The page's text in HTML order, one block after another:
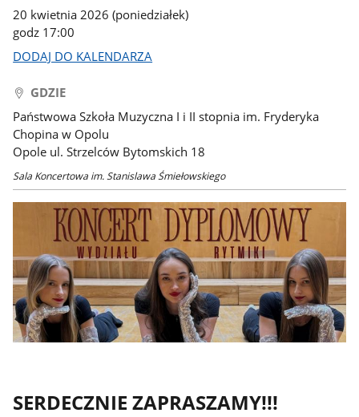
20 kwietnia 2026 (poniedziałek)
godz 17:00
DODAJ DO KALENDARZA
GDZIE
Państwowa Szkoła Muzyczna I i II stopnia im. Fryderyka
Chopina w Opolu
Opole ul. Strzelców Bytomskich 18
Sala Koncertowa im. Stanislawa Śmiełowskiego
SERDECZNIE ZAPRASZAMY!!!